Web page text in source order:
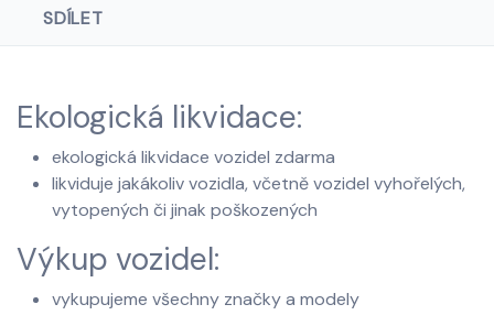
SDÍLET
Ekologická likvidace:
ekologická likvidace vozidel zdarma
likviduje jakákoliv vozidla, včetně vozidel vyhořelých,
vytopených či jinak poškozených
Výkup vozidel:
vykupujeme všechny značky a modely